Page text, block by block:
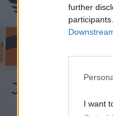
further
I want